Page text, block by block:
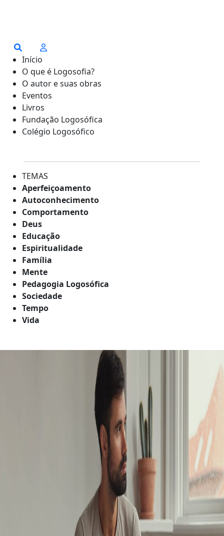
Início
O que é Logosofia?
O autor e suas obras
Eventos
Livros
Fundação Logosófica
Colégio Logosófico
TEMAS
Aperfeiçoamento
Autoconhecimento
Comportamento
Deus
Educação
Espiritualidade
Família
Mente
Pedagogia Logosófica
Sociedade
Tempo
Vida